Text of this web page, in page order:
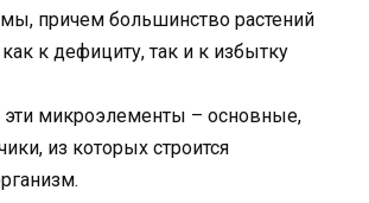
причем большинство растений
к дефициту, так и к избытку
эти микроэлементы – основные,
из которых строится